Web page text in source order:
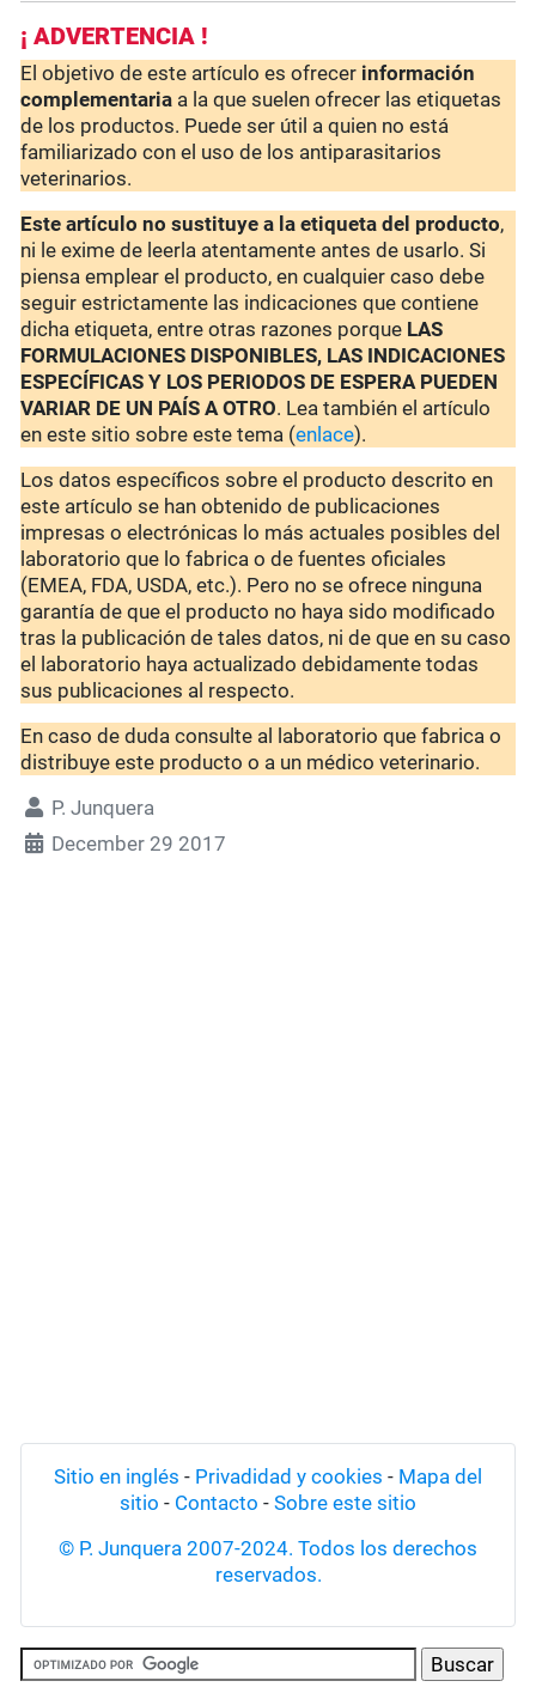
¡ ADVERTENCIA !
El objetivo de este artículo es ofrecer información
complementaria a la que suelen ofrecer las etiquetas
de los productos. Puede ser útil a quien no está
familiarizado con el uso de los antiparasitarios
veterinarios.
Este artículo no sustituye a la etiqueta del producto,
ni le exime de leerla atentamente antes de usarlo. Si
piensa emplear el producto, en cualquier caso debe
seguir estrictamente las indicaciones que contiene
dicha etiqueta, entre otras razones porque LAS
FORMULACIONES DISPONIBLES, LAS INDICACIONES
ESPECÍFICAS Y LOS PERIODOS DE ESPERA PUEDEN
VARIAR DE UN PAÍS A OTRO. Lea también el artículo
en este sitio sobre este tema (enlace).
Los datos específicos sobre el producto descrito en
este artículo se han obtenido de publicaciones
impresas o electrónicas lo más actuales posibles del
laboratorio que lo fabrica o de fuentes oficiales
(EMEA, FDA, USDA, etc.). Pero no se ofrece ninguna
garantía de que el producto no haya sido modificado
tras la publicación de tales datos, ni de que en su caso
el laboratorio haya actualizado debidamente todas
sus publicaciones al respecto.
En caso de duda consulte al laboratorio que fabrica o
distribuye este producto o a un médico veterinario.
P. Junquera
December 29 2017
Sitio en inglés - Privadidad y cookies - Mapa del
sitio - Contacto - Sobre este sitio
© P. Junquera 2007-2024. Todos los derechos
reservados.